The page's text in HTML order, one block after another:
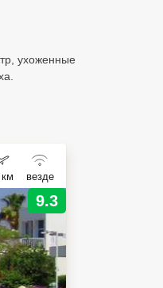
ухоженные
везде
9.3